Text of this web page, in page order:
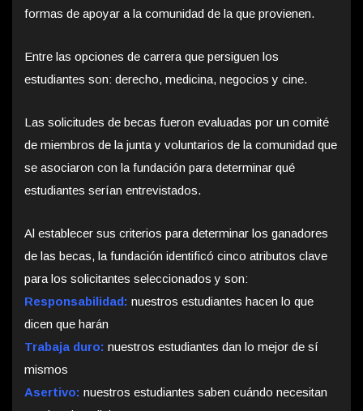
formas de apoyar a la comunidad de la que provienen.
Entre las opciones de carrera que persiguen los
estudiantes son: derecho, medicina, negocios y cine.
Las solicitudes de becas fueron evaluadas por un comité
de miembros de la junta y voluntarios de la comunidad que
se asociaron con la fundación para determinar qué
estudiantes serían entrevistados.
Al establecer sus criterios para determinar los ganadores
de las becas, la fundación identificó cinco atributos clave
para los solicitantes seleccionados y son:
Responsabilidad: nuestros estudiantes hacen lo que
dicen que harán
Trabaja duro: nuestros estudiantes dan lo mejor de sí
mismos
Asertivo: nuestros estudiantes saben cuándo necesitan